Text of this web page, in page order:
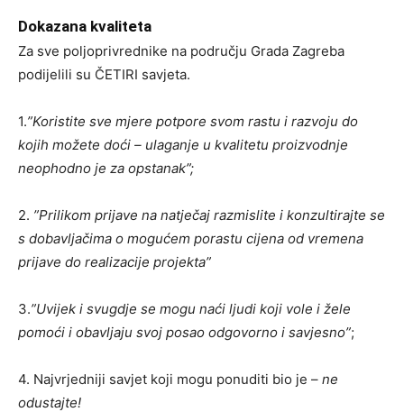
Dokazana kvaliteta
Za sve poljoprivrednike na području Grada Zagreba
podijelili su ČETIRI savjeta.
1.”Koristite sve mjere potpore svom rastu i razvoju do
kojih možete doći – ulaganje u kvalitetu proizvodnje
neophodno je za opstanak”;
2. ”Prilikom prijave na natječaj razmislite i konzultirajte se
s dobavljačima o mogućem porastu cijena od vremena
prijave do realizacije projekta”
3.”Uvijek i svugdje se mogu naći ljudi koji vole i žele
pomoći i obavljaju svoj posao odgovorno i savjesno”;
4. Najvrjedniji savjet koji mogu ponuditi bio je – ne
odustajte!